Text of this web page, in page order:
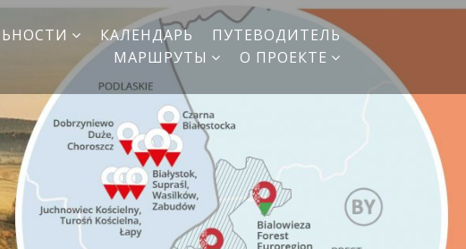
КАЛЕНДАРЬ
ПУТЕВОДИТЕЛЬ
МАРШРУТЫ
О ПРОЕКТЕ